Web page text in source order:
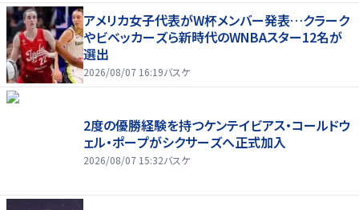
アメリカ女子代表がW杯メンバー発表…クラーク
やビベッカーズら新時代のWNBAスター12名が
選出
2026/08/07 16:19バスケ
2度の優勝経験を持つケンテイビアス・コールドウ
ェル・ポープがシクサーズへ正式加入
2026/08/07 15:32バスケ